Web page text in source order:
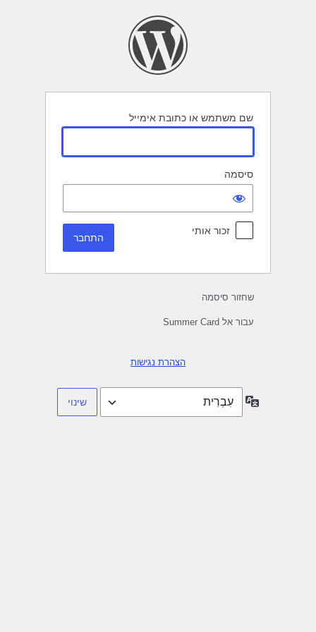
שם משתמש או כתובת אימייל
סיסמה
זכור אותי
שחזור סיסמה
עבור אל Summer Card
הצהרת נגישות
שפה